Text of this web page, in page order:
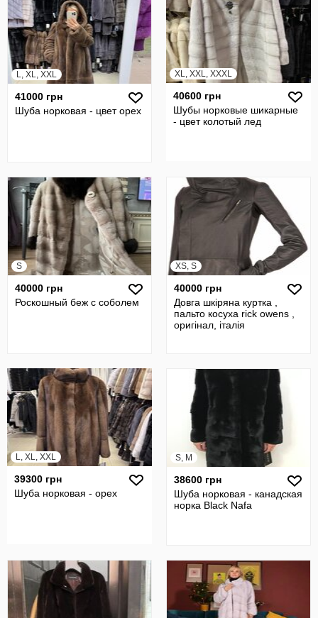
L, XL, XXL
41000 грн
Шуба норковая - цвет орех
XL, XXL, XXXL
40600 грн
Шубы норковые шикарные
- цвет колотый лед
S
40000 грн
Роскошный беж с соболем
XS, S
40000 грн
Довга шкіряна куртка ,
пальто косуха rick owens ,
оригінал, італія
L, XL, XXL
39300 грн
Шуба норковая - орех
S, M
38600 грн
Шуба норковая - канадская
норка Black Nafa